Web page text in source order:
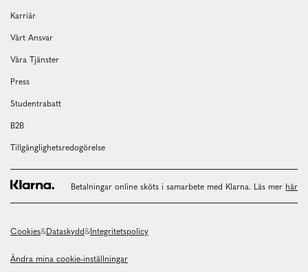
Karriär
Vårt Ansvar
Våra Tjänster
Press
Studentrabatt
B2B
Tillgänglighetsredogörelse
Betalningar online sköts i samarbete med Klarna. Läs mer här
Cookies Dataskydd Integritetspolicy
Ändra mina cookie-inställningar